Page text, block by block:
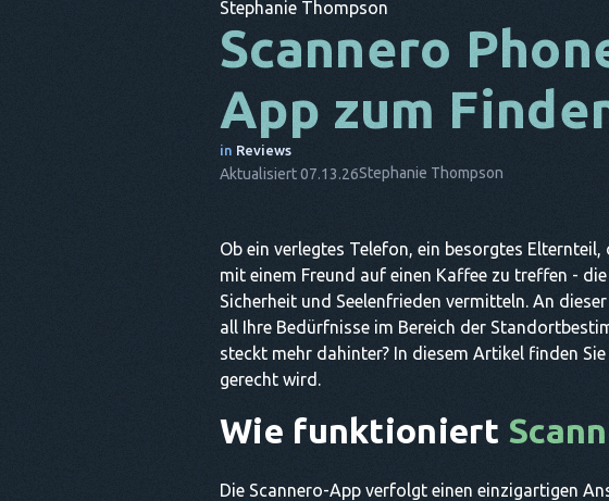
Stephanie Thompson
Scannero
App zum
in Reviews
Aktualisiert 07.13.26Stephanie Thompson
Ob ein verlegtes Telefon, ein besorgtes
mit einem Freund auf einen Kaffee zu treffen -
Sicherheit und Seelenfrieden vermitteln. An
all Ihre Bedürfnisse im Bereich der
steckt mehr dahinter? In diesem Artikel finden
gerecht wird.
Wie funktioniert
Die Scannero-App verfolgt einen einzigartigen